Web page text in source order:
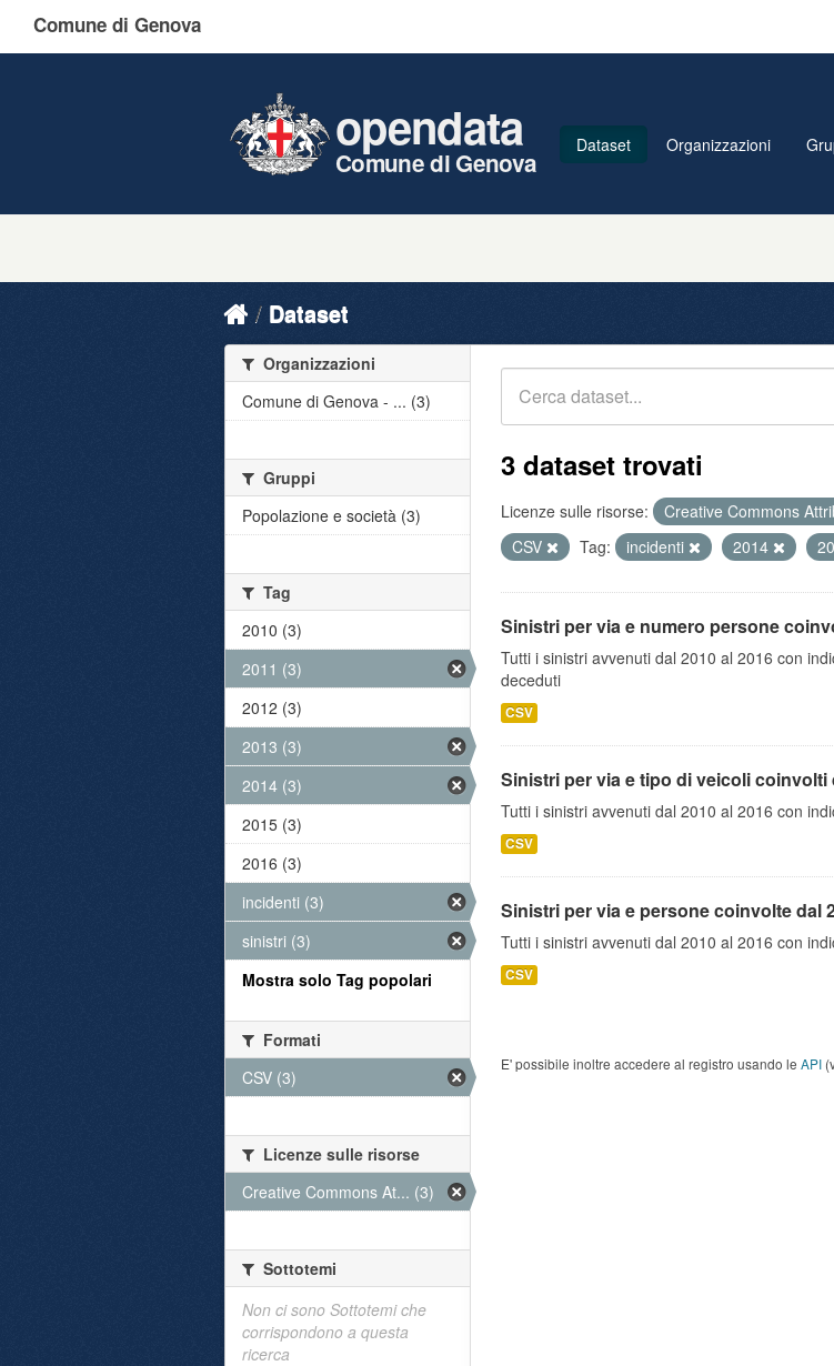
Comune di Genova
opendata
Comune di Genova
Dataset Organizzazioni
Dataset
3 dataset trovati
Licenze sulle risorse: Creative Commons
CSV
Tag: incidenti 2014
Sinistri per via e numero persone
Tutti i sinistri avvenuti dal 2010 al 2016 con
deceduti
CSV
Sinistri per via e tipo di veicoli coinvolti
Tutti i sinistri avvenuti dal 2010 al 2016 con
CSV
Sinistri per via e persone coinvolte dal
Tutti i sinistri avvenuti dal 2010 al 2016 con
CSV
E' possibile inoltre accedere al registro usando le API
Organizzazioni
Comune di Genova - ... (3)
Gruppi
Popolazione e società (3)
Tag
2010 (3)
2011 (3)
2012 (3)
2013 (3)
2014 (3)
2015 (3)
2016 (3)
incidenti (3)
sinistri (3)
Mostra solo Tag popolari
Formati
CSV (3)
Licenze sulle risorse
Creative Commons At... (3)
Sottotemi
Non ci sono Sottotemi che
corrispondono a questa
ricerca